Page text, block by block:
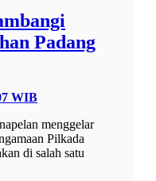
Padang
WIB
menggelar
Pilkada
di salah satu